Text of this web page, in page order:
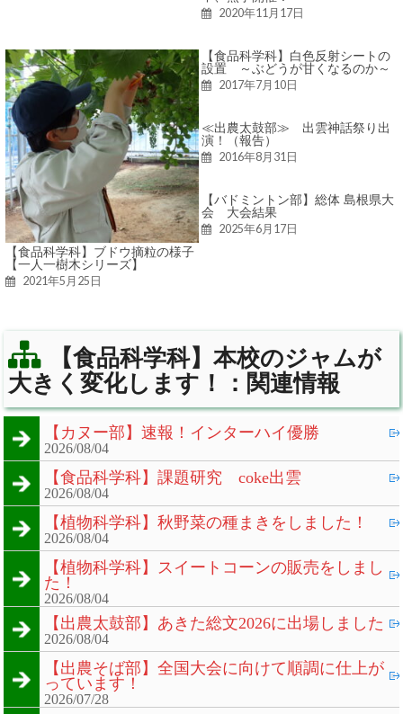
2020年11月17日
【食品科学科】ブドウ摘粒の様子
【一人一樹木シリーズ】
2021年5月25日
【食品科学科】白色反射シートの
設置 ～ぶどうが甘くなるのか～
2017年7月10日
≪出農太鼓部≫ 出雲神話祭り出
演！（報告）
2016年8月31日
【バドミントン部】総体 島根県大
会 大会結果
2025年6月17日
【食品科学科】本校のジャムが
大きく変化します！：関連情報
【カヌー部】速報！インターハイ優勝
2026/08/04
【食品科学科】課題研究 coke出雲
2026/08/04
【植物科学科】秋野菜の種まきをしました！
2026/08/04
【植物科学科】スイートコーンの販売をしまし
た！
2026/08/04
【出農太鼓部】あきた総文2026に出場しました
2026/08/04
【出農そば部】全国大会に向けて順調に仕上が
っています！
2026/07/28